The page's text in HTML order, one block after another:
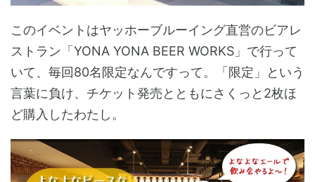
このイベントはヤッホーブルーイング直営のビアレ
ストラン「YONA YONA BEER WORKS」で行って
いて、毎回80名限定なんですって。「限定」という
言葉に負け、チケット発売とともにさくっと2枚ほ
ど購入したわたし。